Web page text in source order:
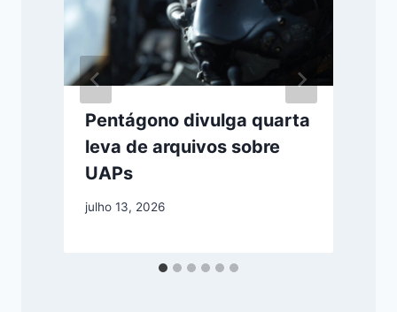
Pentágono divulga quarta
leva de arquivos sobre
UAPs
julho 13, 2026